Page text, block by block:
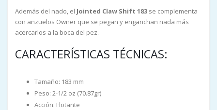
Además del nado, el Jointed Claw Shift 183 se complementa
con anzuelos Owner que se pegan y enganchan nada más
acercarlos a la boca del pez.
CARACTERÍSTICAS TÉCNICAS:
Tamaño: 183 mm
Peso: 2-1/2 oz (70.87gr)
Acción: Flotante